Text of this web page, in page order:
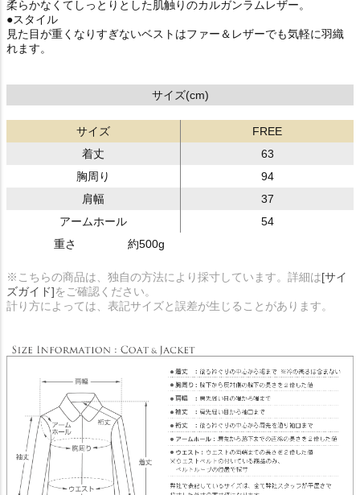
柔らかなくてしっとりとした肌触りのカルガンラムレザー。
●スタイル
見た目が重くなりすぎないベストはファー＆レザーでも気軽に羽織
れます。
サイズ(cm)
サイズ
FREE
着丈
63
胸周り
94
肩幅
37
アームホール
54
重さ
約500g
※こちらの商品は、独自の方法により採寸しています。詳細は[サイ
ズガイド]をご確認ください。
計り方によっては、表記サイズと誤差が生じることがあります。